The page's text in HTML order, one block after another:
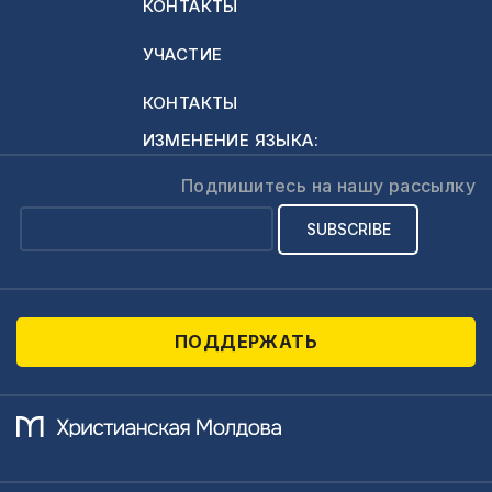
КОНТАКТЫ
УЧАСТИЕ
КОНТАКТЫ
ИЗМЕНЕНИЕ ЯЗЫКА:
Подпишитесь на нашу рассылку
ПОДДЕРЖАТЬ